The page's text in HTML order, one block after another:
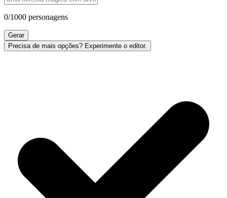
0/1000 personagens
Gerar
Precisa de mais opções? Experimente o editor.